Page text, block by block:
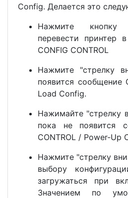
Config. Делается это
Нажмите кнопку
перевести принтер
CONFIG CONTROL
Нажмите "стрелку
появится сообщение
Load Config.
Нажимайте "стрелку
пока не появится
CONTROL / Power-Up
Нажмите "стрелку
выбору
загружаться при
Значением по